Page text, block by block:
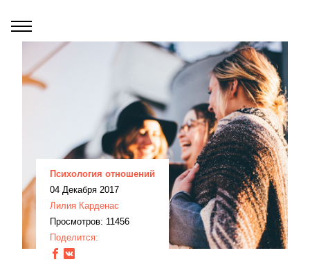
Психология отношений
04 Декабря 2017
Лилия Карденас
Просмотров: 11456
Поделится: